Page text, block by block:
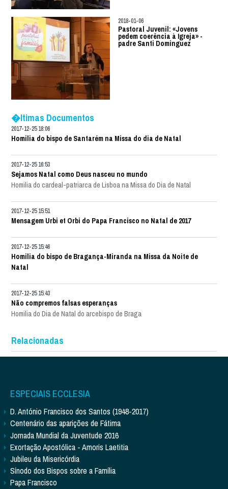
2018-01-06
Pastoral Juvenil: «Jovens
pedem coerência à Igreja» -
padre Santi Dominguez
�ltimas Documentos
2017-12-25 18:06
Homilia do bispo de Santarém na Missa do dia de Natal
2017-12-25 16:53
Sejamos Natal como Deus nasceu no mundo
Homilia do cardeal-patriarca de Lisboa na Missa do Dia de Natal
2017-12-25 15:51
Mensagem Urbi et Orbi do Papa Francisco no Natal de 2017
2017-12-25 15:46
Homilia do bispo de Bragança-Miranda na Missa da Noite de
Natal
2017-12-25 15:43
Não compremos falsas esperanças
Homilia do Dia de Natal do arcebispo de Braga
Relacionadas
ESPECIAIS ECCLESIA
D. António Francisco dos Santos (1948-2017)
Centenário das aparições de Fátima
Jornada Mundial da Juventude 2016
Exortação Apostólica - Amoris Laetitia
Jubileu da Misericórdia
Sínodo dos Bispos sobre a Família
Papa Francisco